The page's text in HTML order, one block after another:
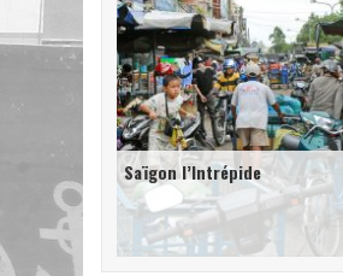
Saïgon l’Intrépide